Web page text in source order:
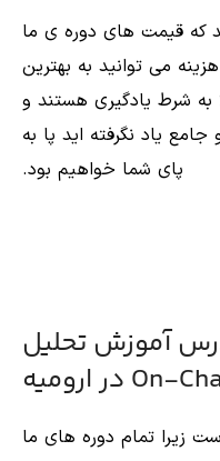
که قیمت های دوره ی ما
می توانید به بهترین
به شرط یادگیری هستند و
یاد نگرفته اید پا به
پای شما خواهیم بود.
آموزش تحلیل
زیرا تمام دوره های ما